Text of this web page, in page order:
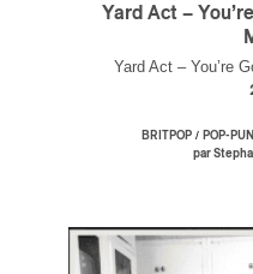
Yard Act –
Yard Act – You’re
BRITPOP / POP-
par